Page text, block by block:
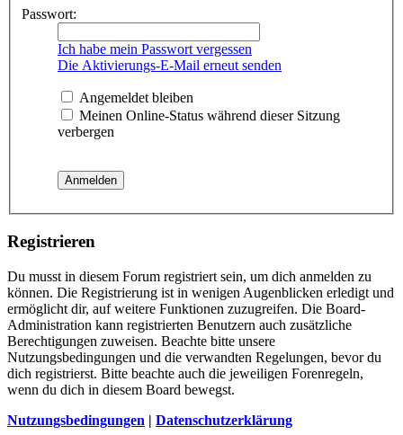
Passwort:
Ich habe mein Passwort vergessen
Die Aktivierungs-E-Mail erneut senden
Angemeldet bleiben
Meinen Online-Status während dieser Sitzung
verbergen
Registrieren
Du musst in diesem Forum registriert sein, um dich anmelden zu
können. Die Registrierung ist in wenigen Augenblicken erledigt und
ermöglicht dir, auf weitere Funktionen zuzugreifen. Die Board-
Administration kann registrierten Benutzern auch zusätzliche
Berechtigungen zuweisen. Beachte bitte unsere
Nutzungsbedingungen und die verwandten Regelungen, bevor du
dich registrierst. Bitte beachte auch die jeweiligen Forenregeln,
wenn du dich in diesem Board bewegst.
Nutzungsbedingungen | Datenschutzerklärung